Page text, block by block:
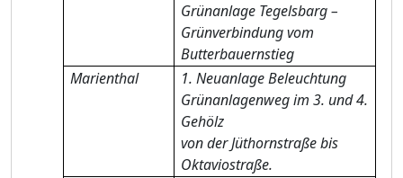
Grünanlage Tegelsbarg –
Grünverbindung vom
Butterbauernstieg
Marienthal
1. Neuanlage Beleuchtung
Grünanlagenweg im 3. und 4.
Gehölz
von der Jüthornstraße bis
Oktaviostraße.